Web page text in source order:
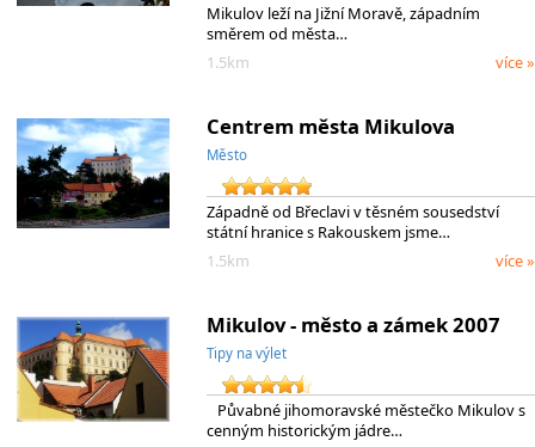
Mikulov leží na Jižní Moravě, západním
směrem od města…
1.5km
více »
Centrem města Mikulova
Město
Západně od Břeclavi v těsném sousedství
státní hranice s Rakouskem jsme…
1.5km
více »
Mikulov - město a zámek 2007
Tipy na výlet
Půvabné jihomoravské městečko Mikulov s
cenným historickým jádre…